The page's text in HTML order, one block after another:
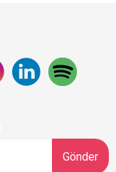
Gönder